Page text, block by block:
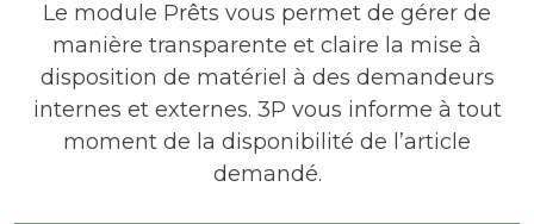
Le module Prêts vous permet de gérer de
manière transparente et claire la mise à
disposition de matériel à des demandeurs
internes et externes. 3P vous informe à tout
moment de la disponibilité de l’article
demandé.